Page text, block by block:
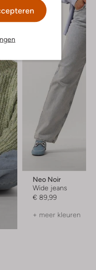
Neo Noir
Wide jeans
€ 89,99
+ meer kleuren